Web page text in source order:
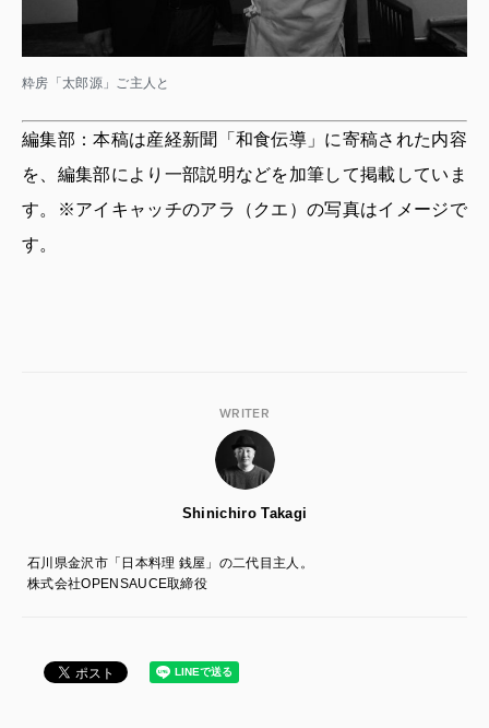
粋房「太郎源」ご主人と
編集部：本稿は産経新聞「和食伝導」に寄稿された内容
を、編集部により一部説明などを加筆して掲載していま
す。※アイキャッチのアラ（クエ）の写真はイメージで
す。
WRITER
Shinichiro Takagi
石川県金沢市「日本料理 銭屋」の二代目主人。
株式会社OPENSAUCE取締役